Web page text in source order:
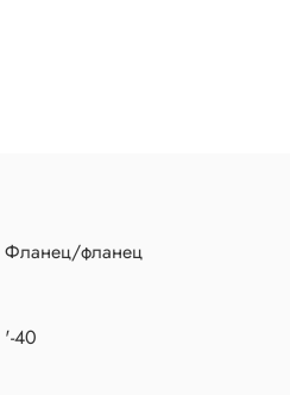
Фланец/фланец
'-40